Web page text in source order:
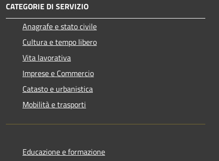
CATEGORIE DI SERVIZIO
Anagrafe e stato civile
Cultura e tempo libero
Vita lavorativa
Imprese e Commercio
Catasto e urbanistica
Mobilità e trasporti
Educazione e formazione